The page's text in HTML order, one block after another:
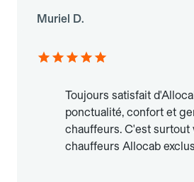
Muriel D.
Toujours satisfait
ponctualité, confort et
chauffeurs. C'est surtout
chauffeurs Allocab